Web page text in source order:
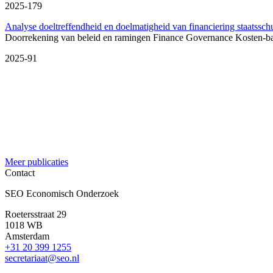
2025-179
Analyse doeltreffendheid en doelmatigheid van financiering
Doorrekening van beleid en ramingen Finance Governance Kosten-
2025-91
Meer publicaties
Contact
SEO Economisch Onderzoek
Roetersstraat 29
1018 WB
Amsterdam
+31 20 399 1255
secretariaat@seo.nl